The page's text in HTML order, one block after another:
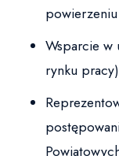
Wsparcie w
rynku